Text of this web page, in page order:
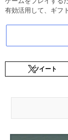
有効活用して、ギフ
ツイート